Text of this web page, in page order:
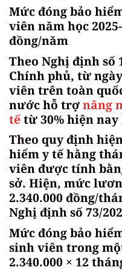
Mức đóng bảo
viên năm học
đồng/năm
Theo Nghị định số
Chính phủ, từ
viên trên toàn
nước hỗ trợnâng
tếtừ 30% hiện nay
Theo quy định
hiểm y tế hằng
viên được tính
sở. Hiện, mức
2.340.000 đồng/
Nghị định số 73/
Mức đóng bảo
sinh viên trong
2.340.000 × 12